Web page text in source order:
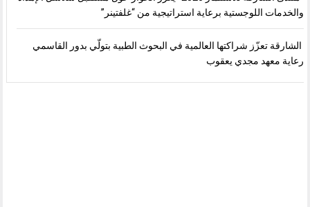
والخدمات اللوجستية برعاية استراتيجية من “غلفتينر”
الشارقة تعزّز شراكتها العالمية في البحوث الطبية بتولّي بدور القاسمي
رعاية معهد مجدي يعقوب